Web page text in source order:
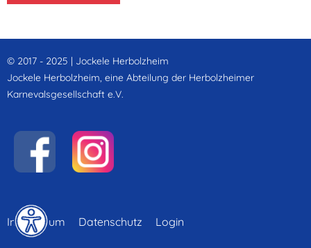
© 2017 - 2025 | Jockele Herbolzheim
Jockele Herbolzheim, eine Abteilung der Herbolzheimer
Karnevalsgesellschaft e.V.
Impressum Datenschutz Login